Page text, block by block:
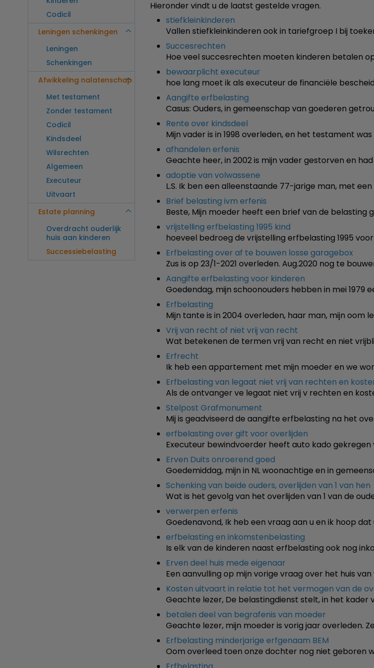
Codicil
Leningen schenkingen
Leningen
Schenkingen
Afwikkeling nalatenschap
Met testament
Zonder testament
Codicil
Kindsdeel
Wilsrechten
Algemeen
Executeur
Uitvaart
Estate planning
Overdracht ouderlijk
huis aan kinderen
Successiebelasting
Hieronder vindt u de laatst gestelde vragen.
stiefkleinkinderen
Vallen stiefkleinkinderen ook in tariefgroep I bij
Succesrechten
Hoe veel succesrechten moeten kinderen betalen
bewaarplicht executeur
hoe lang moet ik als executeur de financiële
Aangifte erfbelasting
Casus: Ouders, in gemeenschap van goederen
Rente over kindsdeel
Mijn vader is in 1998 overleden, en het testament
afhandelen erfenis
Geachte heer, in 2002 is mijn vader gestorven en
adoptie van volwassene
L.S. Ik ben een alleenstaande 77-jarige man, met
Brief belasting ivm erfenis
Beste, Mijn moeder heeft een brief van de belasting
vrijstelling erfbelasting 1995 kind
hoeveel bedroeg de vrijstelling erfbelasting 1995
Erfbelasting over af te bouwen losse garagebox
Zus is op 23/1-2021 overleden. Aug.2020 nog te
Aangifte erfbelasting voor kinderen
Goedendag, mijn schoonouders hebben in mei 1979
Erfbelasting
Mijn tante is in 2004 overleden, haar man, mijn oom
Vrij van recht of niet vrij van recht
Wat betekenen de termen vrij van recht en niet
Erfrecht
Ik heb een appartement met mijn moeder en we
Erfbelasting van legaat niet vrij van rechten en
Als de ontvanger ve legaat niet vrij v rechten en
Stelpost Grafmonument
Mij is geadviseerd de aangifte erfbelasting na het
erfbelasting over gift voor overlijden
Executeur bewindvoerder heeft auto kado gekregen
Erven Duits onroerend goed
Goedemiddag, mijn in NL woonachtige en in
Schenking van beide ouders, overlijden van 1 van hen
Wat is het gevolg van het overlijden van 1 van de
verwerpen erfenis
Goedenavond, Ik heb een vraag aan u en ik hoop dat
erfbelasting en inkomstenbelasting
Is elk van de kinderen naast erfbelasting ook nog
Erven deel huis mede eigenaar
Een aanvulling op mijn vorige vraag over het huis
Kosten uitvaart in relatie tot het vermogen van de
Geachte lezer, De belastingdienst stelt, in het kader
betalen deel van begrafenis van moeder
Geachte lezer, mijn moeder is vorig jaar overleden.
Erfbelasting minderjarige erfgenaam BEM
Oom overleed toen onze dochter nog niet geboren